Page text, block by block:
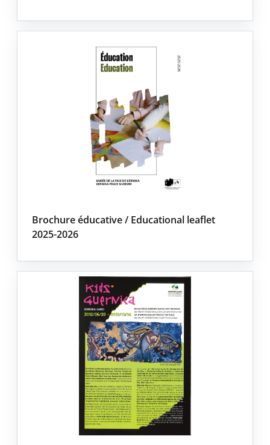
Brochure éducative / Educational leaflet
2025-2026